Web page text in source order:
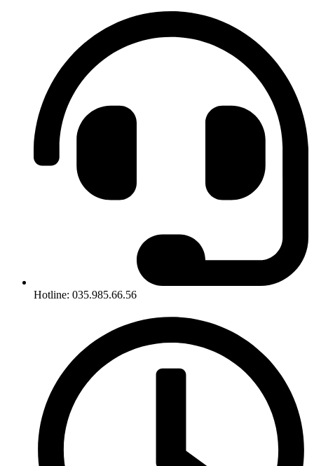
Hotline: 035.985.66.56